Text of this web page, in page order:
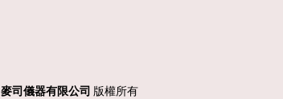
麥司儀器有限公司 版權所有